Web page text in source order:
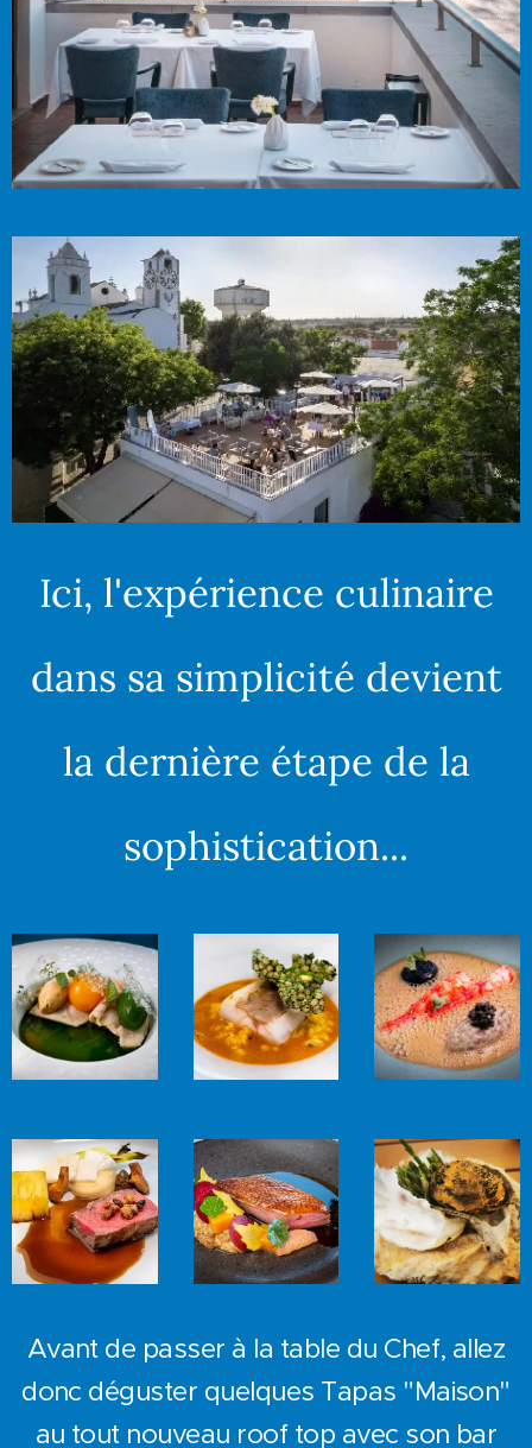
Ici, l'expérience culinaire
dans sa simplicité devient
la dernière étape de la
sophistication...
Avant de passer à la table du Chef, allez
donc déguster quelques Tapas "Maison"
au tout nouveau roof top avec son bar